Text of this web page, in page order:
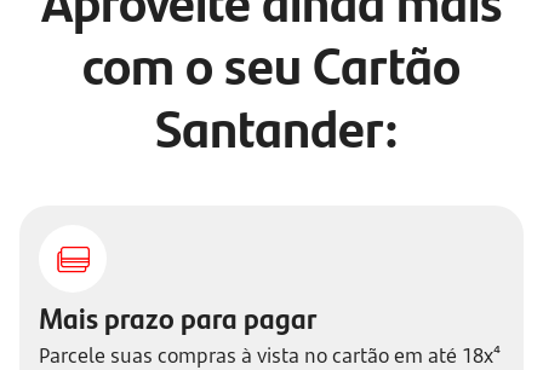
com o seu Cartão
Santander:
Mais prazo para pagar
Parcele suas compras à vista no cartão em até 18x⁴